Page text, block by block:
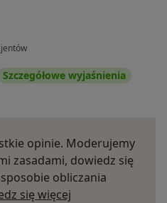
Szczegółowe wyjaśnienia
opinie. Moderujemy
zasadami, dowiedz się
obliczania
się więcej